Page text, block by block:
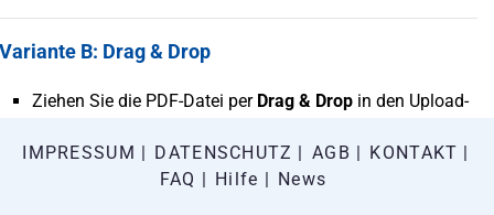
Variante B: Drag & Drop
Ziehen Sie die PDF-Datei per Drag & Drop in den Upload-
Klicken Sie auf
„Datei hochladen“
IMPRESSUM DATENSCHUTZ AGB
KONTAKT
FAQ
Hilfe News